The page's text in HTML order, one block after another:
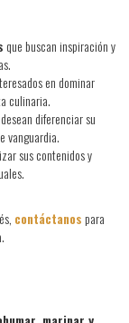
que buscan inspiración y
en dominar
culinaria.
diferenciar su
vanguardia.
sus contenidos y
contáctanos para